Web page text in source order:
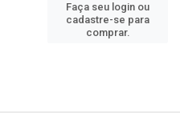
Faça seu login ou
cadastre-se para
comprar.